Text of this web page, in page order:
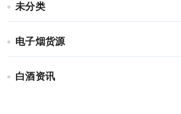
未分类
电子烟货源
白酒资讯